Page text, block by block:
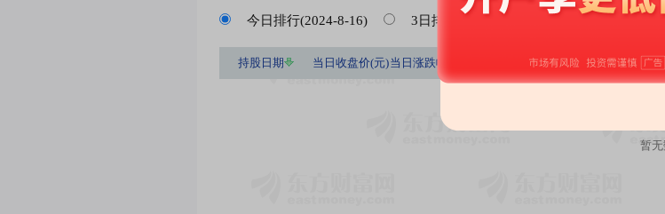
今日排行(2024-8-16) 3日排行
持股日期 当日收盘价(元)当日涨跌幅(%) 持股数量(股) 持股市值(元)
持
暂